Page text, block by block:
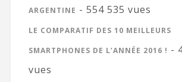
ARGENTINE - 554 535 vues
LE COMPARATIF DES 10 MEILLEURS
SMARTPHONES DE L’ANNÉE 2016 ! -
vues